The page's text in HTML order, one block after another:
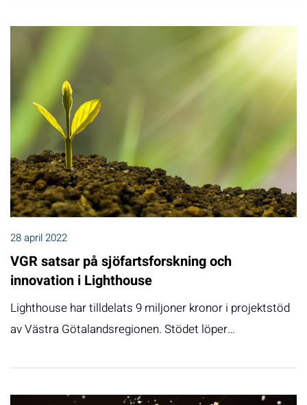
28 april 2022
VGR satsar på sjöfartsforskning och
innovation i Lighthouse
Lighthouse har tilldelats 9 miljoner kronor i projektstöd
av Västra Götalandsregionen. Stödet löper…